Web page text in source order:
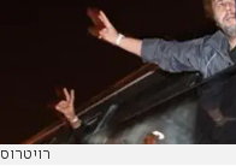
רויטרוס